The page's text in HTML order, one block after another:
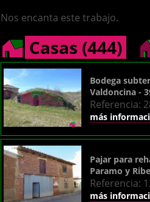
Nos encanta este trabajo.
Casas (444)
Bodega
Valdoncina -
Referencia:
más
Pajar para
Paramo y
Referencia:
más